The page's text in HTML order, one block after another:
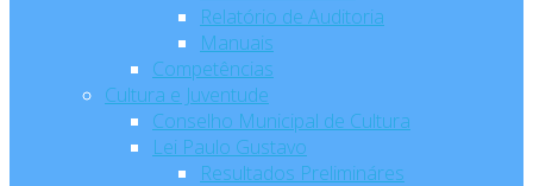
Relatório de Auditoria
Manuais
Competências
Cultura e Juventude
Conselho Municipal de Cultura
Lei Paulo Gustavo
Resultados Prelimináres